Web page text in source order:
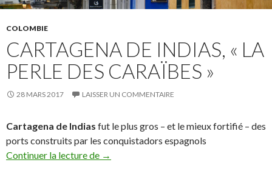
COLOMBIE
CARTAGENA DE INDIAS, « LA
PERLE DES CARAÏBES »
28 MARS 2017 LAISSER UN COMMENTAIRE
Cartagena de Indias fut le plus gros – et le mieux fortifié – des
ports construits par les conquistadors espagnols
Continuer la lecture de Cartagena de Indias, « la perle des
→